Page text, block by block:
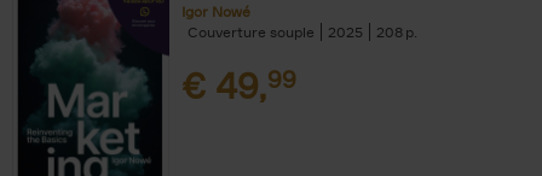
Igor Nowé
Couverture souple
2025 208
€ 49,99